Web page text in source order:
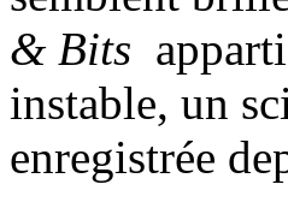
& Bits
instable, un
enregistrée